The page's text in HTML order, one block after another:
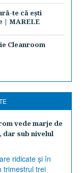
te că ești
| MARELE
Cleanroom
vede marje de
sub nivelul